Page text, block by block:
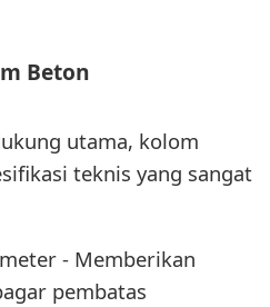
Beton
utama, kolom
teknis yang sangat
- Memberikan
pembatas